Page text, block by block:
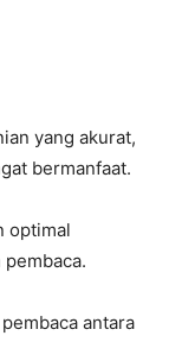
yang akurat,
bermanfaat.
optimal
antara